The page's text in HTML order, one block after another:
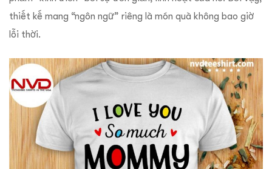
thiết kế mang “ngôn ngữ” riêng là món quà không bao giờ
lỗi thời.